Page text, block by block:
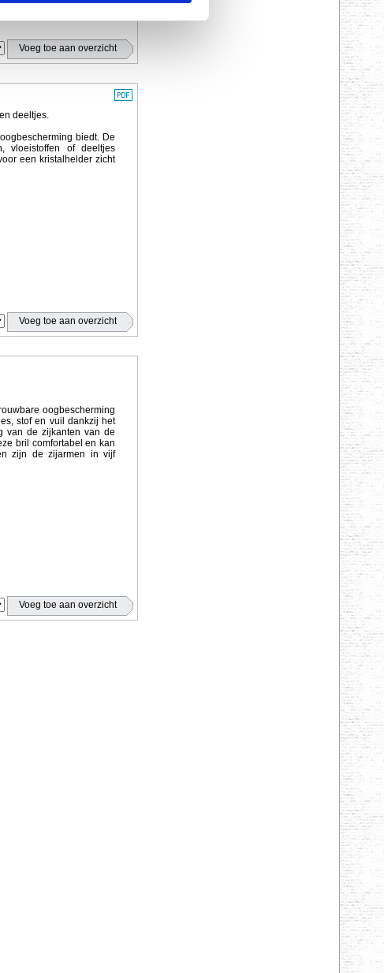
deeltjes.
biedt. De
vloeistoffen of deeltjes
een kristalhelder zicht
oogbescherming
stof en vuil dankzij het
van de zijkanten van de
bril comfortabel en kan
zijn de zijarmen in vijf